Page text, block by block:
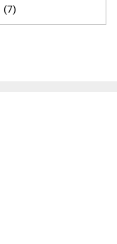
(7)